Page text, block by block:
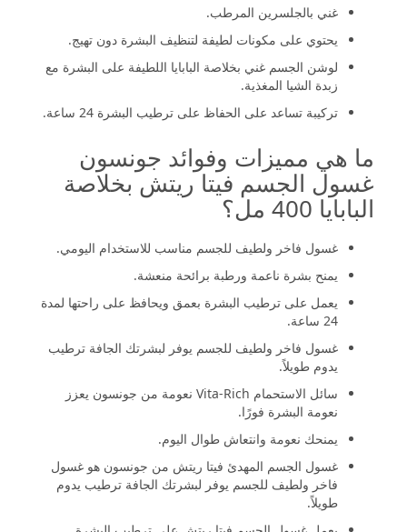
غني بالجلسرين المرطب.
يحتوي على مكونات لطيفة لتنظيف البشرة دون تهيج.
لوشن الجسم غني بخلاصة البابايا اللطيفة على البشرة مع
زبدة الشيا المغذية.
تركيبة تساعد على الحفاظ على ترطيب البشرة 24 ساعة.
ما هي مميزات وفوائد جونسون
غسول الجسم فيتا ريتش بخلاصة
البابايا 400 مل؟
غسول فاخر ولطيف للجسم مناسب للاستخدام اليومي.
يمنح بشرة ناعمة ورطبة برائحة منعشة.
يعمل على ترطيب البشرة بعمق ويحافظ على راحتها لمدة
24 ساعة.
غسول فاخر ولطيف للجسم يوفر لبشرتك الجافة ترطيب
يدوم طويلاً.
سائل الاستحمام Vita-Rich نعومة من جونسون يعزز
نعومة البشرة فورًا.
يمنحك نعومة وانتعاش طوال اليوم.
غسول الجسم المهدئ فيتا ريتش من جونسون هو غسول
فاخر ولطيف للجسم يوفر لبشرتك الجافة ترطيب يدوم
طويلاً.